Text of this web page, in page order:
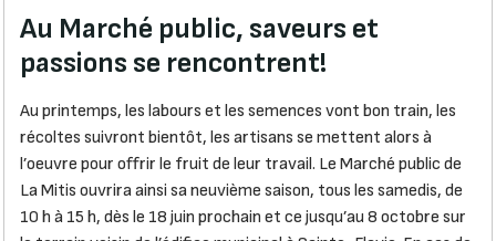
Au Marché public, saveurs et
passions se rencontrent!
Au printemps, les labours et les semences vont bon train, les
récoltes suivront bientôt, les artisans se mettent alors à
l’oeuvre pour offrir le fruit de leur travail. Le Marché public de
La Mitis ouvrira ainsi sa neuvième saison, tous les samedis, de
10 h à 15 h, dès le 18 juin prochain et ce jusqu’au 8 octobre sur